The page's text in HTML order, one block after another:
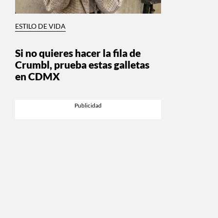
ESTILO DE VIDA
Si no quieres hacer la fila de
Crumbl, prueba estas galletas
en CDMX